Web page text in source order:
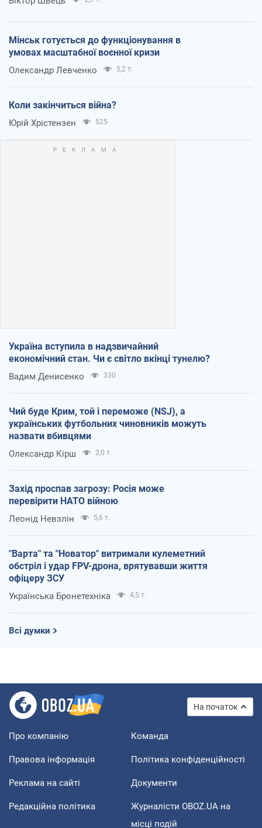
Мінськ готується до функціонування в
умовах масштабної воєнної кризи
Олександр Левченко 5,2 т.
Коли закінчиться війна?
Юрій Хрістензен 525
Україна вступила в надзвичайний
економічний стан. Чи є світло вкінці тунелю?
Вадим Денисенко 330
Чий буде Крим, той і переможе (NSJ), а
українських футбольних чиновників можуть
назвати вбивцями
Олександр Кірш 2,0 т.
Захід проспав загрозу: Росія може
перевірити НАТО війною
Леонід Невзлін 5,6 т.
"Варта" та "Новатор" витримали кулеметний
обстріл і удар FPV-дрона, врятувавши життя
офіцеру ЗСУ
Українська Бронетехніка 4,5 т.
Всі думки
На початок
Про компанію Команда
Правова інформація Політика конфіденційності
Реклама на сайті Документи
Редакційна політика
Журналісти OBOZ.UA на
місці подій